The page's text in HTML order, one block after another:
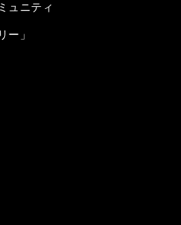
ュニティ
ー」